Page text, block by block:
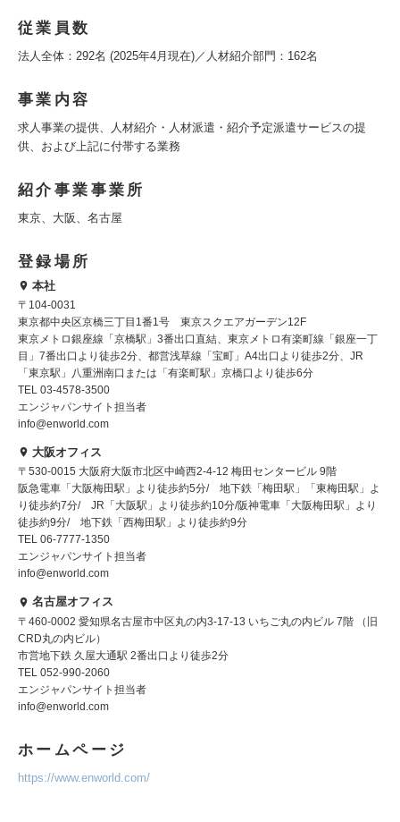
従業員数
法人全体：292名 (2025年4月現在)／人材紹介部門：162名
事業内容
求人事業の提供、人材紹介・人材派遣・紹介予定派遣サービスの提
供、および上記に付帯する業務
紹介事業事業所
東京、大阪、名古屋
登録場所
本社
〒104-0031
東京都中央区京橋三丁目1番1号 東京スクエアガーデン12F
東京メトロ銀座線「京橋駅」3番出口直結、東京メトロ有楽町線「銀座一丁
目」7番出口より徒歩2分、都営浅草線「宝町」A4出口より徒歩2分、JR
「東京駅」八重洲南口または「有楽町駅」京橋口より徒歩6分
TEL 03-4578-3500
エンジャパンサイト担当者
info@enworld.com
大阪オフィス
〒530-0015 大阪府大阪市北区中崎西2-4-12 梅田センタービル 9階
阪急電車「大阪梅田駅」より徒歩約5分/ 地下鉄「梅田駅」「東梅田駅」よ
り徒歩約7分/ JR「大阪駅」より徒歩約10分/阪神電車「大阪梅田駅」より
徒歩約9分/ 地下鉄「西梅田駅」より徒歩約9分
TEL 06-7777-1350
エンジャパンサイト担当者
info@enworld.com
名古屋オフィス
〒460-0002 愛知県名古屋市中区丸の内3-17-13 いちご丸の内ビル 7階 （旧
CRD丸の内ビル）
市営地下鉄 久屋大通駅 2番出口より徒歩2分
TEL 052-990-2060
エンジャパンサイト担当者
info@enworld.com
ホームページ
https://www.enworld.com/